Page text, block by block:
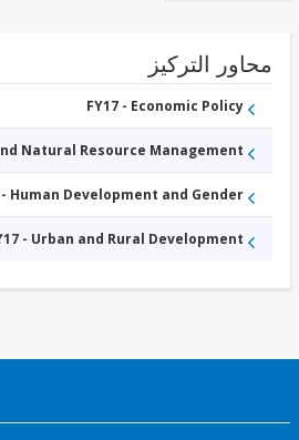
التركيز
FY17 - Economic Policy
and Natural Resource Management
FY17 - Human Development and Gender
FY17 - Urban and Rural Development